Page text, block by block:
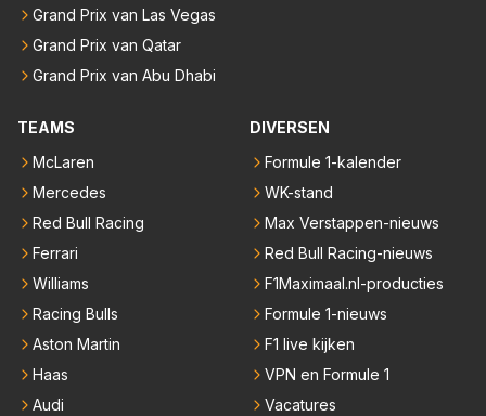
Grand Prix van Las Vegas
Grand Prix van Qatar
Grand Prix van Abu Dhabi
TEAMS
McLaren
Mercedes
Red Bull Racing
Ferrari
Williams
Racing Bulls
Aston Martin
Haas
Audi
DIVERSEN
Formule 1-kalender
WK-stand
Max Verstappen-nieuws
Red Bull Racing-nieuws
F1Maximaal.nl-producties
Formule 1-nieuws
F1 live kijken
VPN en Formule 1
Vacatures